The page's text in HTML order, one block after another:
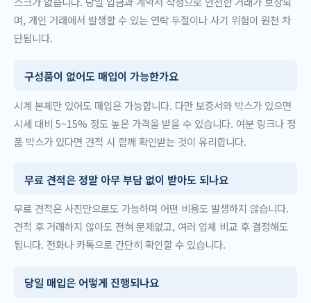
며, 개인 거래에서 발생할 수 있는 연락 두절이나 사기 위험이 원천 차
단됩니다.
구성품이 없어도 매입이 가능한가요
시계 본체만 있어도 매입은 가능합니다. 다만 보증서와 박스가 있으면
시세 대비 5~15% 정도 높은 가격을 받을 수 있습니다. 여분 링크나 정
품 박스가 있다면 견적 시 함께 확인받는 것이 유리합니다.
무료 견적은 정말 아무 부담 없이 받아도 되나요
무료 견적은 사진만으로도 가능하며 어떤 비용도 발생하지 않습니다.
견적 후 거래하지 않아도 전혀 문제없고, 여러 업체 비교 후 결정해도
됩니다. 전화나 카톡으로 간단히 확인할 수 있습니다.
당일 매입은 어떻게 진행되나요